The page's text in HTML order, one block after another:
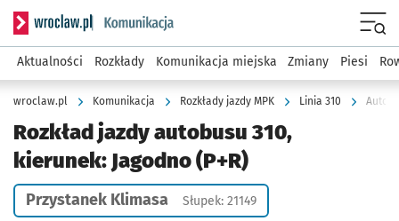
Serwis informacyjny wroclaw.pl podserwis: Komunikacja
Aktualności Rozkłady Komunikacja miejska Zmiany Piesi
wroclaw.pl Komunikacja Rozkłady jazdy MPK Linia 310
Rozkład jazdy autobusu 310,
kierunek: Jagodno (P+R)
Przystanek Klimasa Słupek: 21149